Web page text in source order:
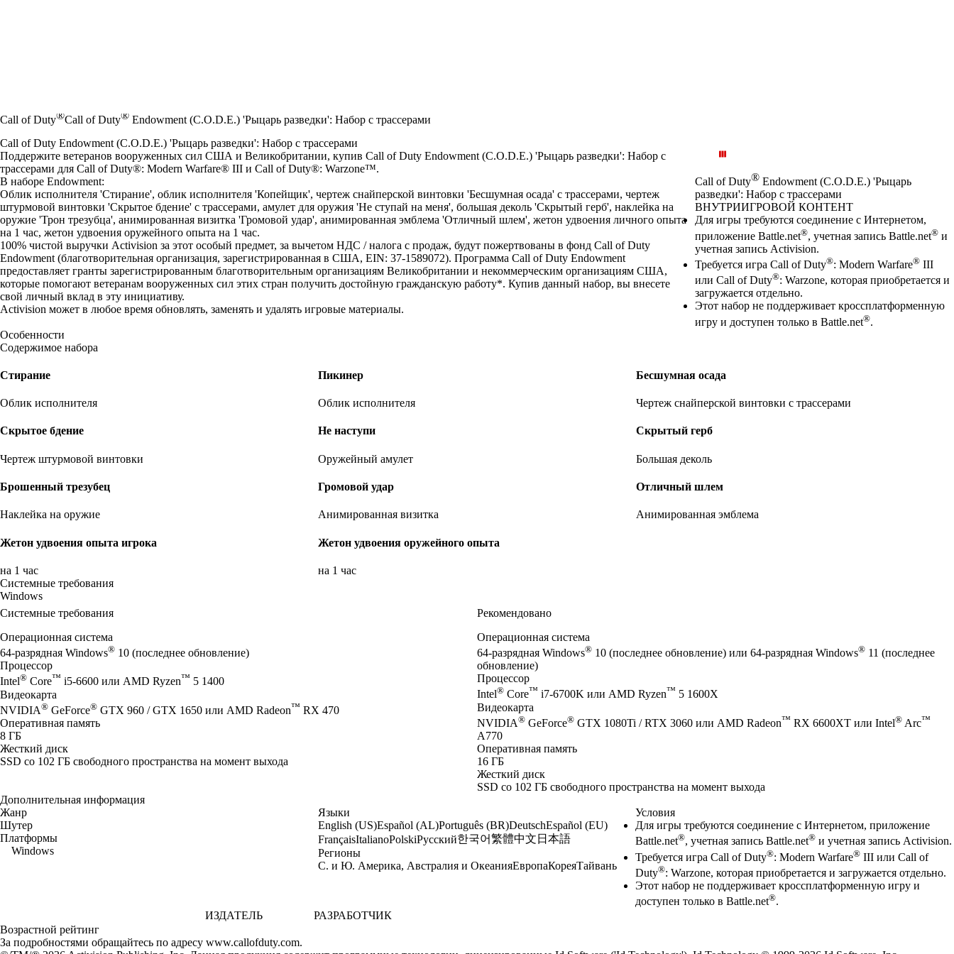
Call of Duty®Call of Duty® Endowment (C.O.D.E.) 'Рыцарь разведки': Набор с трассерами
Call of Duty® Endowment (C.O.D.E.) 'Рыцарь
разведки': Набор с трассерами
ВНУТРИИГРОВОЙ КОНТЕНТ
Цена
Available actions
Для игры требуются соединение с Интернетом,
приложение Battle.net®, учетная запись Battle.net® и
учетная запись Activision.
Требуется игра Call of Duty®: Modern Warfare® III
или Call of Duty®: Warzone, которая приобретается и
загружается отдельно.
Этот набор не поддерживает кроссплатформенную
игру и доступен только в Battle.net®.
Call of Duty Endowment (C.O.D.E.) 'Рыцарь разведки': Набор с трассерами
Поддержите ветеранов вооруженных сил США и Великобритании, купив Call of Duty Endowment (C.O.D.E.) 'Рыцарь разведки': Набор с
трассерами для Call of Duty®: Modern Warfare® III и Call of Duty®: Warzone™.
В наборе Endowment:
Облик исполнителя 'Стирание', облик исполнителя 'Копейщик', чертеж снайперской винтовки 'Бесшумная осада' с трассерами, чертеж
штурмовой винтовки 'Скрытое бдение' с трассерами, амулет для оружия 'Не ступай на меня', большая деколь 'Скрытый герб', наклейка на
оружие 'Трон трезубца', анимированная визитка 'Громовой удар', анимированная эмблема 'Отличный шлем', жетон удвоения личного опыта
на 1 час, жетон удвоения оружейного опыта на 1 час.
100% чистой выручки Activision за этот особый предмет, за вычетом НДС / налога с продаж, будут пожертвованы в фонд Call of Duty
Endowment (благотворительная организация, зарегистрированная в США, EIN: 37-1589072). Программа Call of Duty Endowment
предоставляет гранты зарегистрированным благотворительным организациям Великобритании и некоммерческим организациям США,
которые помогают ветеранам вооруженных сил этих стран получить достойную гражданскую работу*. Купив данный набор, вы внесете
свой личный вклад в эту инициативу.
Activision может в любое время обновлять, заменять и удалять игровые материалы.
Особенности
Содержимое набора
Стирание
Облик исполнителя
Пикинер
Облик исполнителя
Бесшумная осада
Чертеж снайперской винтовки с трассерами
Скрытое бдение
Чертеж штурмовой винтовки
Не наступи
Оружейный амулет
Скрытый герб
Большая деколь
Брошенный трезубец
Наклейка на оружие
Громовой удар
Анимированная визитка
Отличный шлем
Анимированная эмблема
Жетон удвоения опыта игрока
на 1 час
Жетон удвоения оружейного опыта
на 1 час
Системные требования
Windows
Системные требования
Операционная система
64-разрядная Windows® 10 (последнее обновление)
Процессор
Intel® Core™ i5-6600 или AMD Ryzen™ 5 1400
Видеокарта
NVIDIA® GeForce® GTX 960 / GTX 1650 или AMD Radeon™ RX 470
Оперативная память
8 ГБ
Жесткий диск
SSD со 102 ГБ свободного пространства на момент выхода
Рекомендовано
Операционная система
64-разрядная Windows® 10 (последнее обновление) или 64-разрядная Windows® 11 (последнее
обновление)
Процессор
Intel® Core™ i7-6700K или AMD Ryzen™ 5 1600X
Видеокарта
NVIDIA® GeForce® GTX 1080Ti / RTX 3060 или AMD Radeon™ RX 6600XT или Intel® Arc™
A770
Оперативная память
16 ГБ
Жесткий диск
SSD со 102 ГБ свободного пространства на момент выхода
Дополнительная информация
Жанр
Шутер
Платформы
Windows
Языки
English (US)Español (AL)Português (BR)DeutschEspañol (EU)
FrançaisItalianoPolskiРусский한국어繁體中文 日本語
Регионы
С. и Ю. Америка, Австралия и ОкеанияЕвропаКореяТайвань
Условия
Для игры требуются соединение с Интернетом, приложение
Battle.net®, учетная запись Battle.net® и учетная запись Activision.
Требуется игра Call of Duty®: Modern Warfare® III или Call of
Duty®: Warzone, которая приобретается и загружается отдельно.
Этот набор не поддерживает кроссплатформенную игру и
доступен только в Battle.net®.
ИЗДАТЕЛЬ
РАЗРАБОТЧИК
Возрастной рейтинг
За подробностями обращайтесь по адресу www.callofduty.com.